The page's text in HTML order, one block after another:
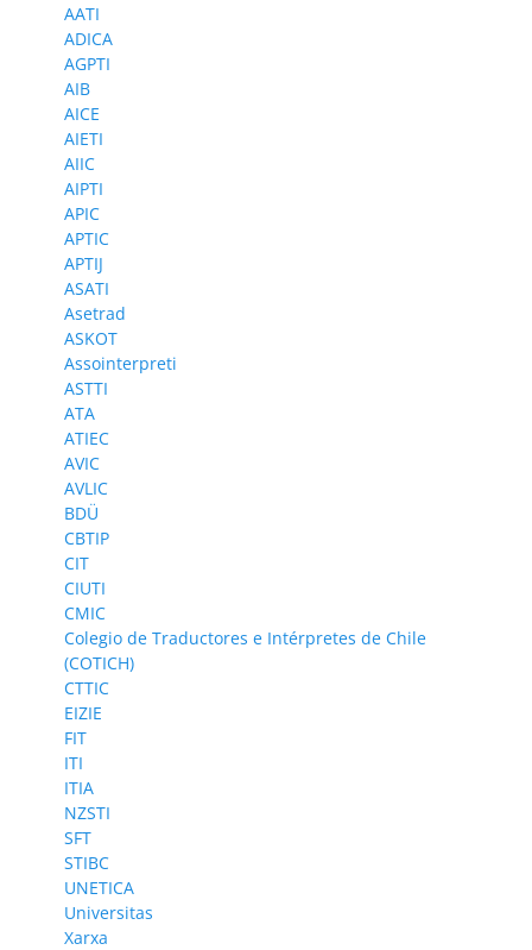
AATI
ADICA
AGPTI
AIB
AICE
AIETI
AIIC
AIPTI
APIC
APTIC
APTIJ
ASATI
Asetrad
ASKOT
Assointerpreti
ASTTI
ATA
ATIEC
AVIC
AVLIC
BDÜ
CBTIP
CIT
CIUTI
CMIC
Colegio de Traductores e Intérpretes de Chile
(COTICH)
CTTIC
EIZIE
FIT
ITI
ITIA
NZSTI
SFT
STIBC
UNETICA
Universitas
Xarxa